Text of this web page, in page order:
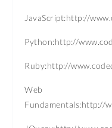
JavaScript:http://
Python:http://
Ruby:http://
Web
Fundamentals:http://